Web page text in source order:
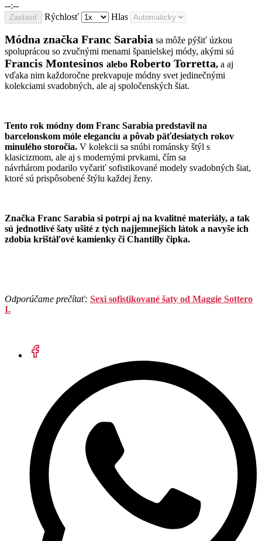
--:--
Zastaviť Rýchlosť Hlas
Módna značka Franc Sarabia sa môže pýšiť úzkou
spoluprácou so zvučnými menami španielskej módy, akými sú
Francis Montesinos alebo Roberto Torretta, a aj
vďaka nim každoročne prekvapuje módny svet jedinečnými
kolekciami svadobných, ale aj spoločenských šiat.
Tento rok módny dom Franc Sarabia predstavil na
barcelonskom móle eleganciu a pôvab päťdesiatych rokov
minulého storočia. V kolekcii sa snúbi románsky štýl s
klasicizmom, ale aj s modernými prvkami, čím sa
návrhárom podarilo vyčariť sofistikované modely svadobných šiat,
ktoré sú prispôsobené štýlu každej ženy.
Značka Franc Sarabia si potrpí aj na kvalitné materiály, a tak
sú jednotlivé šaty ušité z tých najjemnejších látok a navyše ich
zdobia krištáľové kamienky či Chantilly čipka.
Odporúčame prečítať: Sexi sofistikované šaty od Maggie Sottero
I.